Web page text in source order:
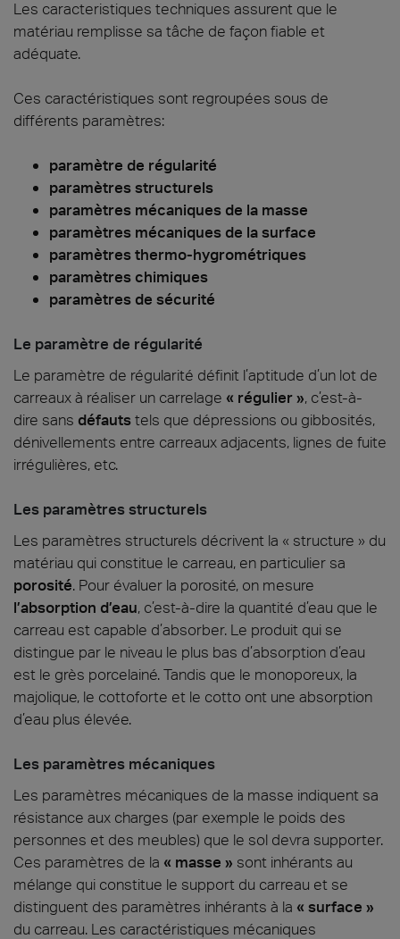
Les caracteristiques techniques assurent que le
matériau remplisse sa tâche de façon fiable et
adéquate.
Ces caractéristiques sont regroupées sous de
différents paramètres:
paramètre de régularité
paramètres structurels
paramètres mécaniques de la masse
paramètres mécaniques de la surface
paramètres thermo-hygrométriques
paramètres chimiques
paramètres de sécurité
Le paramètre de régularité
Le paramètre de régularité définit l’aptitude d’un lot de
carreaux à réaliser un carrelage « régulier », c’est-à-
dire sans défautstels que dépressions ou gibbosités,
dénivellements entre carreaux adjacents, lignes de fuite
irrégulières, etc.
Les paramètres structurels
Les paramètres structurels décrivent la « structure » du
matériau qui constitue le carreau, en particulier sa
porosité. Pour évaluer la porosité, on mesure
l’absorption d’eau, c’est-à-dire la quantité d’eau que le
carreau est capable d’absorber. Le produit qui se
distingue par le niveau le plus bas d’absorption d’eau
est le grès porcelainé. Tandis que le monoporeux, la
majolique, le cottoforte et le cotto ont une absorption
d’eau plus élevée.
Les paramètres mécaniques
Les paramètres mécaniques de la masse indiquent sa
résistance aux charges (par exemple le poids des
personnes et des meubles) que le sol devra supporter.
Ces paramètres de la « masse » sont inhérants au
mélange qui constitue le support du carreau et se
distinguent des paramètres inhérants à la « surface »
du carreau. Les caractéristiques mécaniques